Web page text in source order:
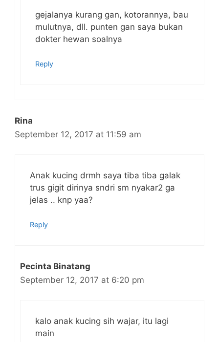
gejalanya kurang gan, kotorannya, bau
mulutnya, dll. punten gan saya bukan
dokter hewan soalnya
Reply
Rina
September 12, 2017 at 11:59 am
Anak kucing drmh saya tiba tiba galak
trus gigit dirinya sndri sm nyakar2 ga
jelas .. knp yaa?
Reply
Pecinta Binatang
September 12, 2017 at 6:20 pm
kalo anak kucing sih wajar, itu lagi
main